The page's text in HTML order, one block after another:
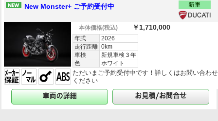
New Monster+ ご予約受付中
本体価格(税込) ￥1,710,000
年式
2026
走行距離 0km
車検
新規車検３年
色
ホワイト
ただいまご予約受付中です！詳しくはお問い合わせ
ください